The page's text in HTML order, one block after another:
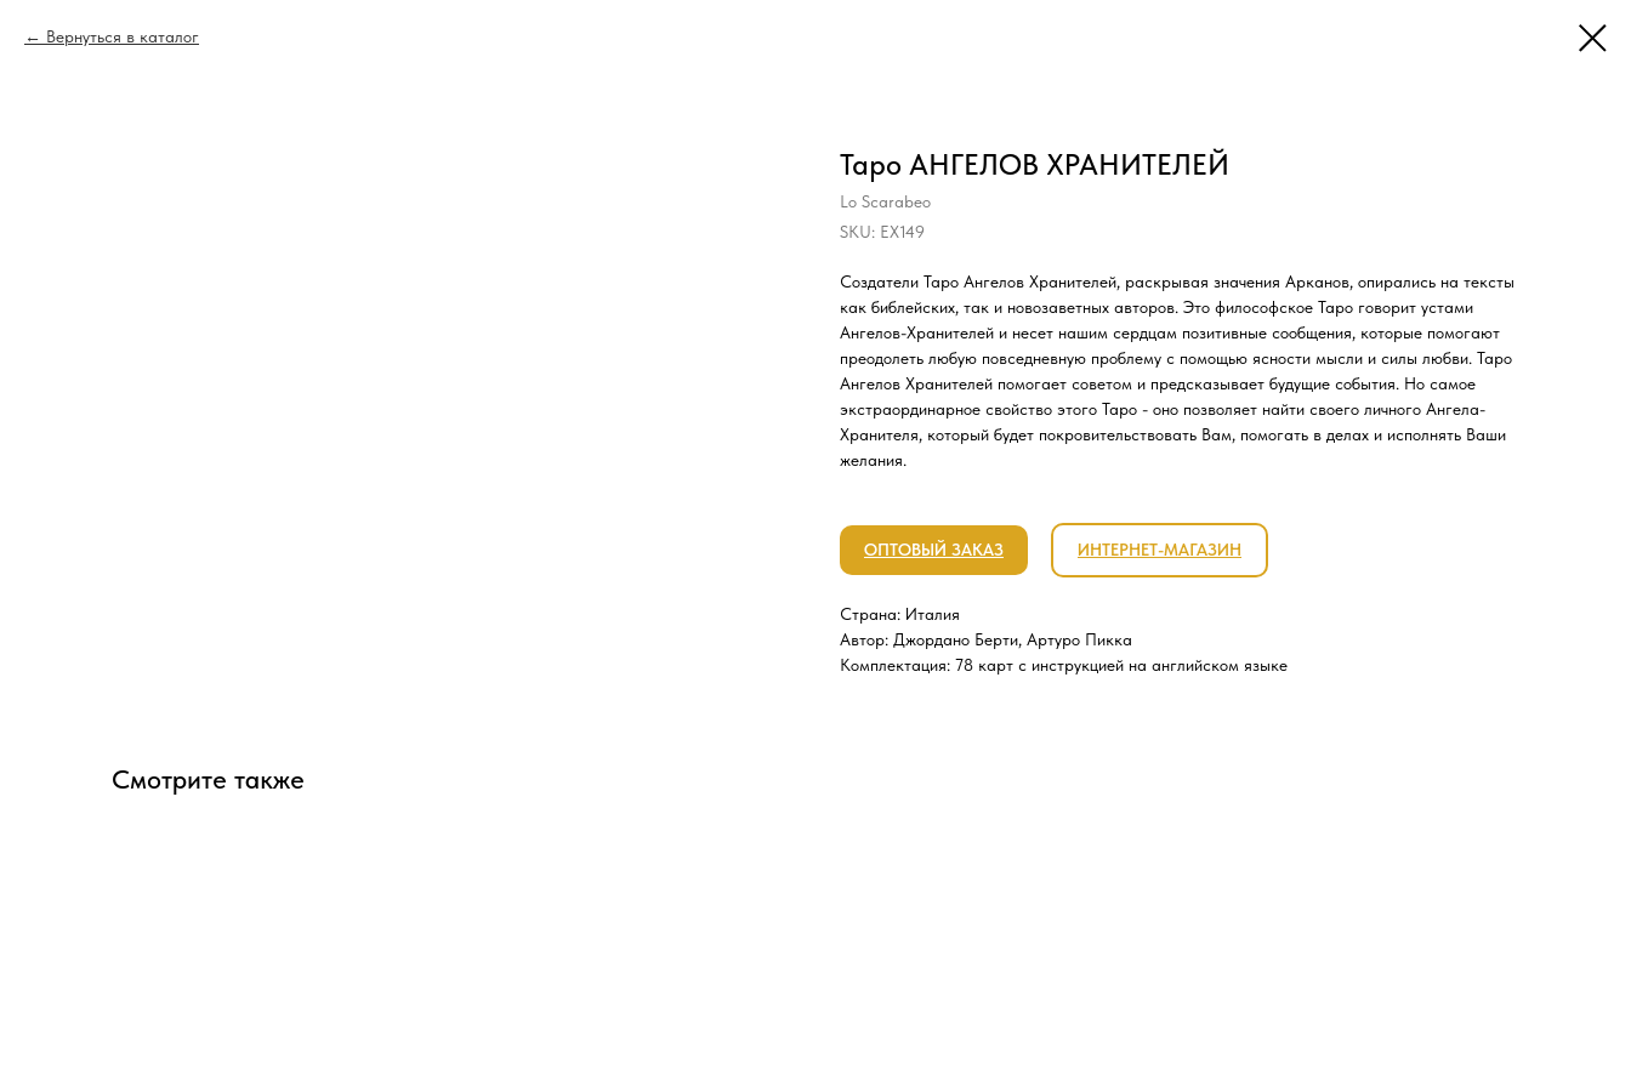
Вернуться в каталог
Таро АНГЕЛОВ ХРАНИТЕЛЕЙ
Lo Scarabeo
SKU: EX149
Создатели Таро Ангелов Хранителей, раскрывая значения Арканов, опирались на тексты
как библейских, так и новозаветных авторов. Это философское Таро говорит устами
Ангелов-Хранителей и несет нашим сердцам позитивные сообщения, которые помогают
преодолеть любую повседневную проблему с помощью ясности мысли и силы любви. Таро
Ангелов Хранителей помогает советом и предсказывает будущие события. Но самое
экстраординарное свойство этого Таро - оно позволяет найти своего личного Ангела-
Хранителя, который будет покровительствовать Вам, помогать в делах и исполнять Ваши
желания.
ОПТОВЫЙ ЗАКАЗ ИНТЕРНЕТ-МАГАЗИН
Страна: Италия
Автор: Джордано Берти, Артуро Пикка
Комплектация: 78 карт с инструкцией на английском языке
Смотрите также